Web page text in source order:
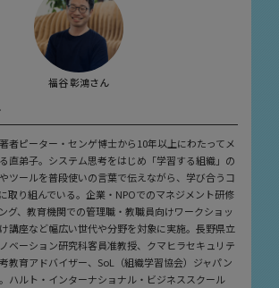
福谷 彰鴻さん
者ピーター・センゲ博士から10年以上にわたってメ
直弟子。システム思考をはじめ「学習する組織」の
ツールを普段使いの言葉で伝えながら、学び合うコ
取り組んでいる。企業・NPOでのマネジメント研修
グ、教育機関での管理職・教職員向けワークショッ
講座など幅広い世代や分野を対象に実施。長野県立
ベーション研究科客員准教授、クマヒラセキュリテ
教育アドバイザー、SoL（組織学習協会）ジャパン
ハルト・インターナショナル・ビジネススクール